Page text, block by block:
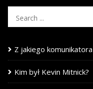
Z jakiego
Kim był Kevin Mitnick?